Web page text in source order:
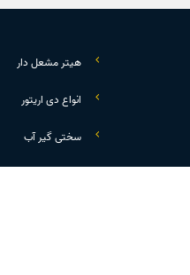
هیتر مشعل دار
انواع دی اریتور
سختی گیر آب